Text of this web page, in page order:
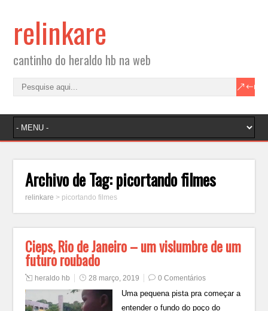
relinkare
cantinho do heraldo hb na web
Archivo de Tag:picortando filmes
relinkare > picortando filmes
Cieps, Rio de Janeiro – um vislumbre de um
futuro roubado
heraldo hb 28 março, 2019 0 Comentários
Uma pequena pista pra começar a
entender o fundo do poço do